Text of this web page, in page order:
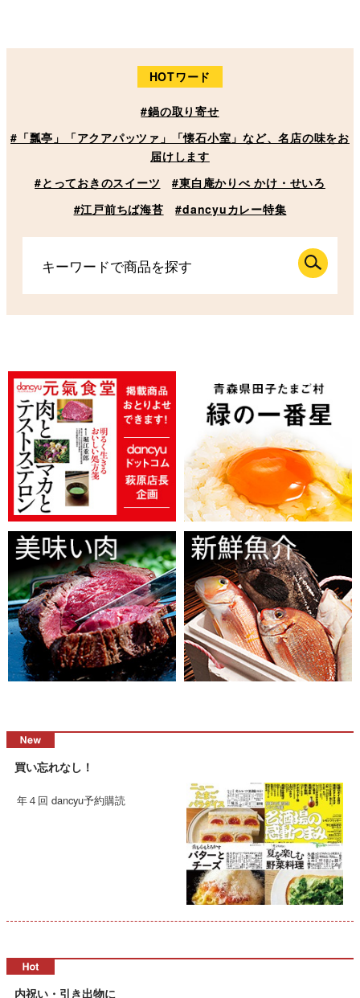
HOTワード
#鍋の取り寄せ
#「瓢亭」「アクアパッツァ」「懐石小室」など、名店の味をお
届けします
#とっておきのスイーツ
#東白庵かりべ かけ・せいろ
#江戸前ちば海苔
#dancyuカレー特集
買い忘れなし！
年４回 dancyu予約購読
内祝い・引き出物に